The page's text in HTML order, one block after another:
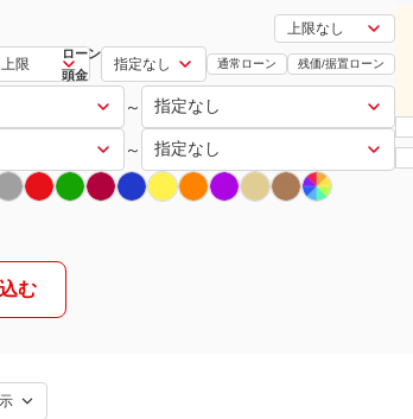
ローン
頭金
通常ローン 残価/据置ローン
～
～
む